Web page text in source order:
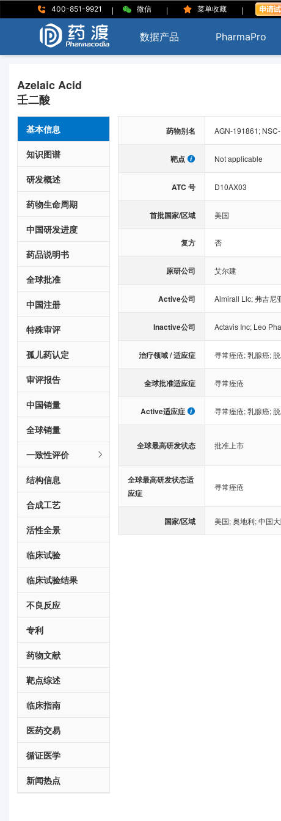
400-851-9921 | 微信 | 菜单收藏 |
数据产品 PharmaPro
Azelaic Acid
壬二酸
基本信息
知识图谱
研发概述
药物生命周期
中国研发进度
药品说明书
全球批准
中国注册
特殊审评
孤儿药认定
审评报告
中国销量
全球销量
一致性评价
结构信息
合成工艺
活性全景
临床试验
临床试验结果
不良反应
专利
药物文献
靶点综述
临床指南
医药交易
循证医学
新闻热点
药物别名 AGN-191861;
靶点 Not applicable
ATC 号 D10AX03
首批国家/区域 美国
复方 否
原研公司 艾尔建
Active公司 Almirall Llc; 弗吉尼
Inactive公司 Actavis Inc; Leo
治疗领域 / 适应症 寻常痤疮;乳腺癌;
全球批准适应症 寻常痤疮
Active适应症 寻常痤疮;乳腺癌;
全球最高研发状态 批准上市
全球最高研发状态适
应症
寻常痤疮
国家/区域 美国;奥地利;中国